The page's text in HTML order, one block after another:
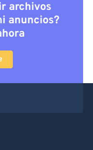
archivos
anuncios?